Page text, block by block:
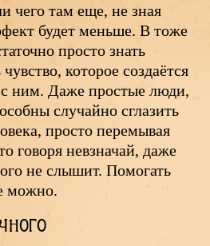
чего там еще, не зная
будет меньше. В тоже
просто знать
которое создаётся
ним. Даже простые люди,
случайно сглазить
просто перемывая
говоря невзначай, даже
не слышит. Помогать
можно.